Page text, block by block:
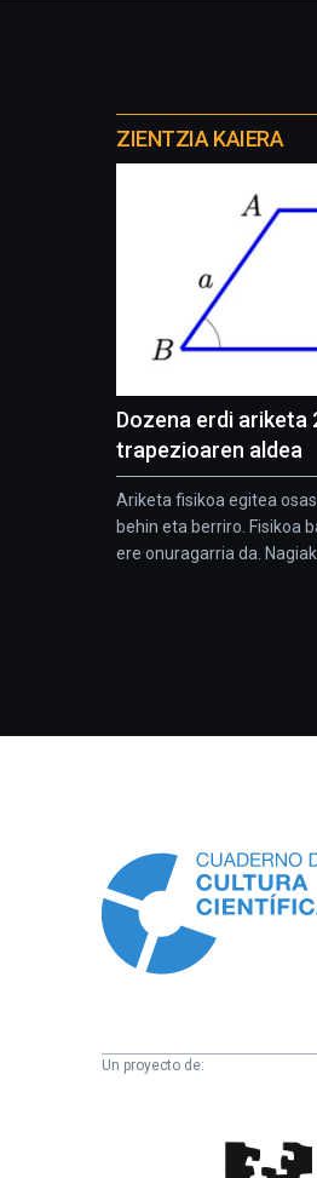
proyectos
ZIENTZIA KAIERA
Dozena erdi ariketa
trapezioaren aldea
Ariketa fisikoa egitea
behin eta berriro. Fisikoa
ere onuragarria da. Nagiak
Un proyecto de: